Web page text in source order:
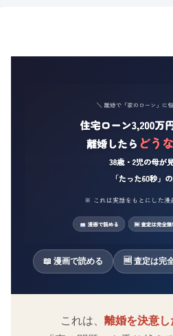
📖 漫画で読める 🆓 査定は完
これは、 離婚を決意